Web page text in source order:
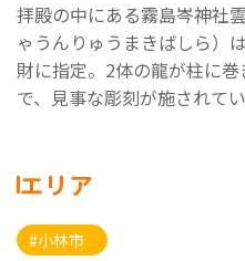
拝殿の中にある霧島岑神社
ゃうんりゅうまきばしら）
財に指定。2体の龍が柱に
で、見事な彫刻が施されてい
エリア
#小林市